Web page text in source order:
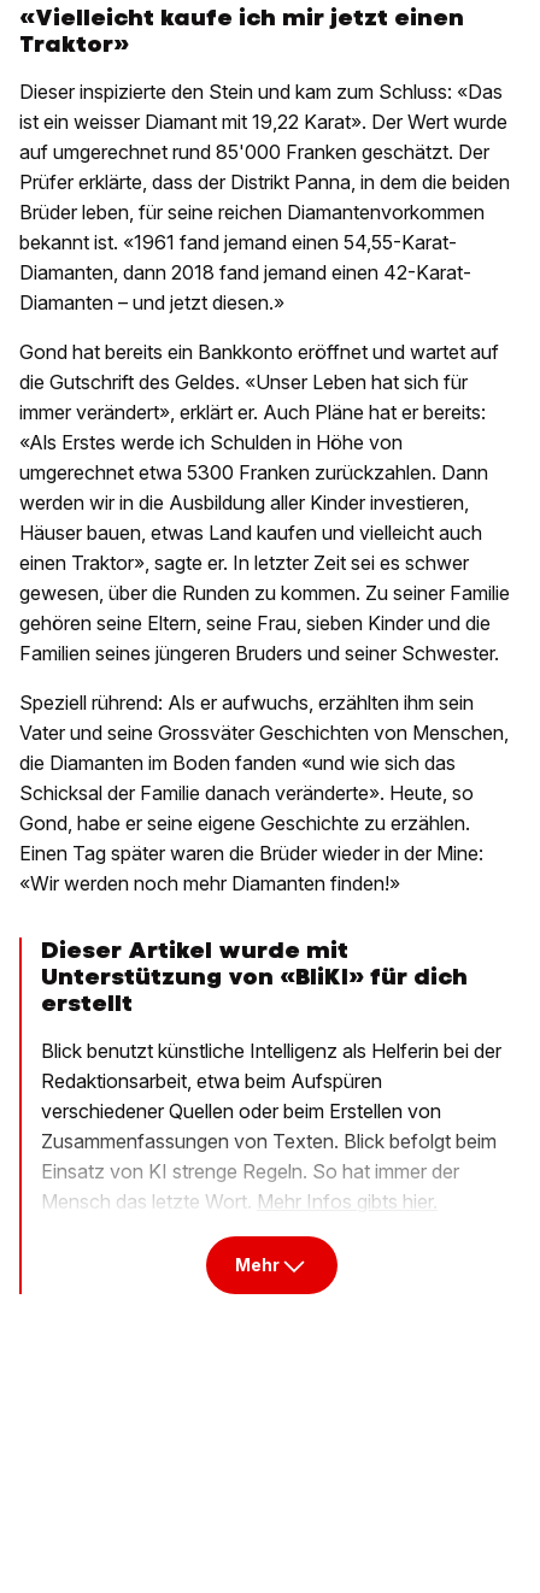
«Vielleicht kaufe ich mir jetzt einen
Traktor»
Dieser inspizierte den Stein und kam zum Schluss: «Das
ist ein weisser Diamant mit 19,22 Karat». Der Wert wurde
auf umgerechnet rund 85'000 Franken geschätzt. Der
Prüfer erklärte, dass der Distrikt Panna, in dem die beiden
Brüder leben, für seine reichen Diamantenvorkommen
bekannt ist. «1961 fand jemand einen 54,55-Karat-
Diamanten, dann 2018 fand jemand einen 42-Karat-
Diamanten – und jetzt diesen.»
Gond hat bereits ein Bankkonto eröffnet und wartet auf
die Gutschrift des Geldes. «Unser Leben hat sich für
immer verändert», erklärt er. Auch Pläne hat er bereits:
«Als Erstes werde ich Schulden in Höhe von
umgerechnet etwa 5300 Franken zurückzahlen. Dann
werden wir in die Ausbildung aller Kinder investieren,
Häuser bauen, etwas Land kaufen und vielleicht auch
einen Traktor», sagte er. In letzter Zeit sei es schwer
gewesen, über die Runden zu kommen. Zu seiner Familie
gehören seine Eltern, seine Frau, sieben Kinder und die
Familien seines jüngeren Bruders und seiner Schwester.
Speziell rührend: Als er aufwuchs, erzählten ihm sein
Vater und seine Grossväter Geschichten von Menschen,
die Diamanten im Boden fanden «und wie sich das
Schicksal der Familie danach veränderte». Heute, so
Gond, habe er seine eigene Geschichte zu erzählen.
Einen Tag später waren die Brüder wieder in der Mine:
«Wir werden noch mehr Diamanten finden!»
Dieser Artikel wurde mit
Unterstützung von «BliKI» für dich
erstellt
Blick benutzt künstliche Intelligenz als Helferin bei der
Redaktionsarbeit, etwa beim Aufspüren
verschiedener Quellen oder beim Erstellen von
Zusammenfassungen von Texten. Blick befolgt beim
Einsatz von KI strenge Regeln. So hat immer der
Mensch das letzte Wort. Mehr Infos gibts hier.
Mehr